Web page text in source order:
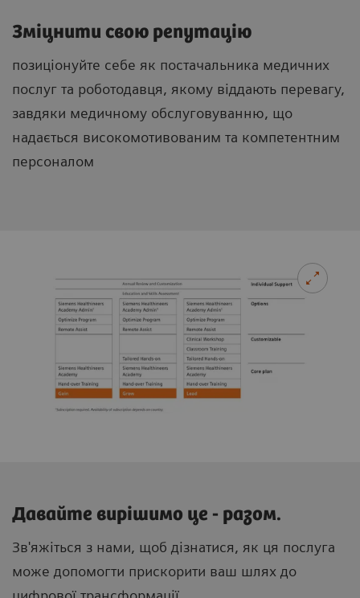
Зміцнити свою репутацію
позиціонуйте себе як постачальника медичних
послуг та роботодавця, якому віддають перевагу,
завдяки медичному обслуговуванню, що
надається високомотивованим та компетентним
персоналом
Давайте вирішимо це - разом.
Зв'яжіться з нами, щоб дізнатися, як ця послуга
може допомогти прискорити ваш шлях до